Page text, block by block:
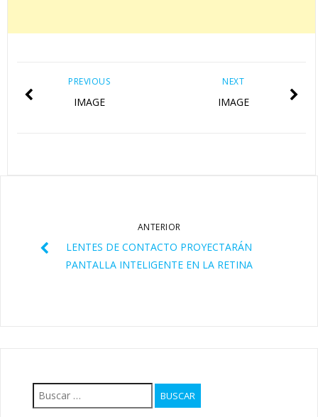
NEXT
IMAGE
PREVIOUS
IMAGE
ANTERIOR
LENTES DE CONTACTO PROYECTARÁN
PANTALLA INTELIGENTE EN LA RETINA